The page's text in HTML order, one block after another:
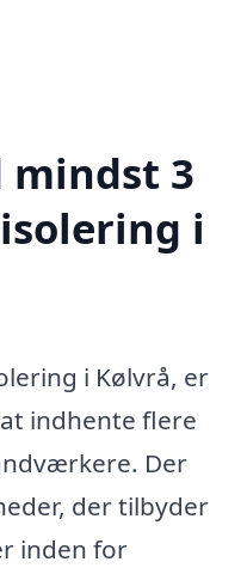
3
i
i Kølvrå, er
indhente flere
Der
der tilbyder
inden for